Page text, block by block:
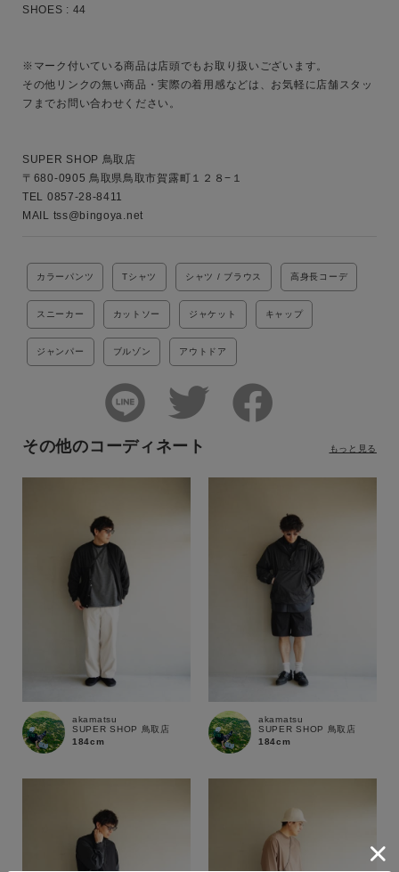
SHOES : 44
※マーク付いている商品は店頭でもお取り扱いございます。
その他リンクの無い商品・実際の着用感などは、お気軽に店舗スタッ
フまでお問い合わせください。
SUPER SHOP 鳥取店
〒680-0905 鳥取県鳥取市賀露町１２８−１
TEL 0857-28-8411
MAIL tss@bingoya.net
カラーパンツ Tシャツ シャツ / ブラウス 高身長コーデ
スニーカー カットソー ジャケット キャップ
ジャンパー ブルゾン アウトドア
その他のコーディネート
akamatsu
SUPER SHOP 鳥取店
184cm
akamatsu
SUPER SHOP 鳥取店
184cm
もっと見る